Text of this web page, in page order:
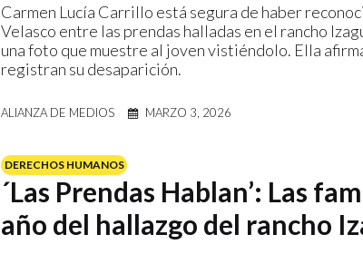
Carmen Lucía Carrillo está segura de haber
Velasco entre las prendas halladas en el rancho
una foto que muestre al joven vistiéndolo. Ella
registran su desaparición.
ALIANZA DE MEDIOS MARZO 3, 2026
DERECHOS HUMANOS
´Las Prendas Hablan’: Las
año del hallazgo del rancho